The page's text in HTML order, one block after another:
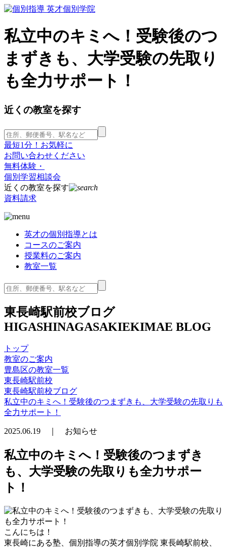
私立中のキミへ！受験後のつ
まずきも、大学受験の先取り
も全力サポート！
近くの教室を探す
最短1分！お気軽に
お問い合わせください
無料体験・
個別学習相談会
近くの教室を探す
資料請求
英才の個別指導とは
コースのご案内
授業料のご案内
教室一覧
東長崎駅前校ブログ
HIGASHINAGASAKIEKIMAE BLOG
トップ
教室のご案内
豊島区の教室一覧
東長崎駅前校
東長崎駅前校ブログ
私立中のキミへ！受験後のつまずきも、大学受験の先取りも
全力サポート！
2025.06.19 ｜ お知らせ
私立中のキミへ！受験後のつまずき
も、大学受験の先取りも全力サポー
ト！
こんにちは！
東長崎にある塾、個別指導の英才個別学院 東長崎駅前校、